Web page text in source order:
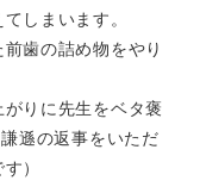
しまいます。
歯の詰め物をやり
りに先生をベタ褒
遜の返事をいただ
）